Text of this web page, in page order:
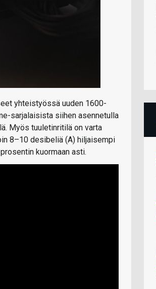
yhteistyössä uuden 1600-
sarjalaisista siihen asennetulla
Myös tuuletinritilä on varta
8–10 desibeliä (A) hiljaisempi
kuormaan asti.